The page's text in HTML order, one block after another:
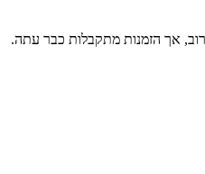
אך הזמנות מתקבלות כבר עתה.